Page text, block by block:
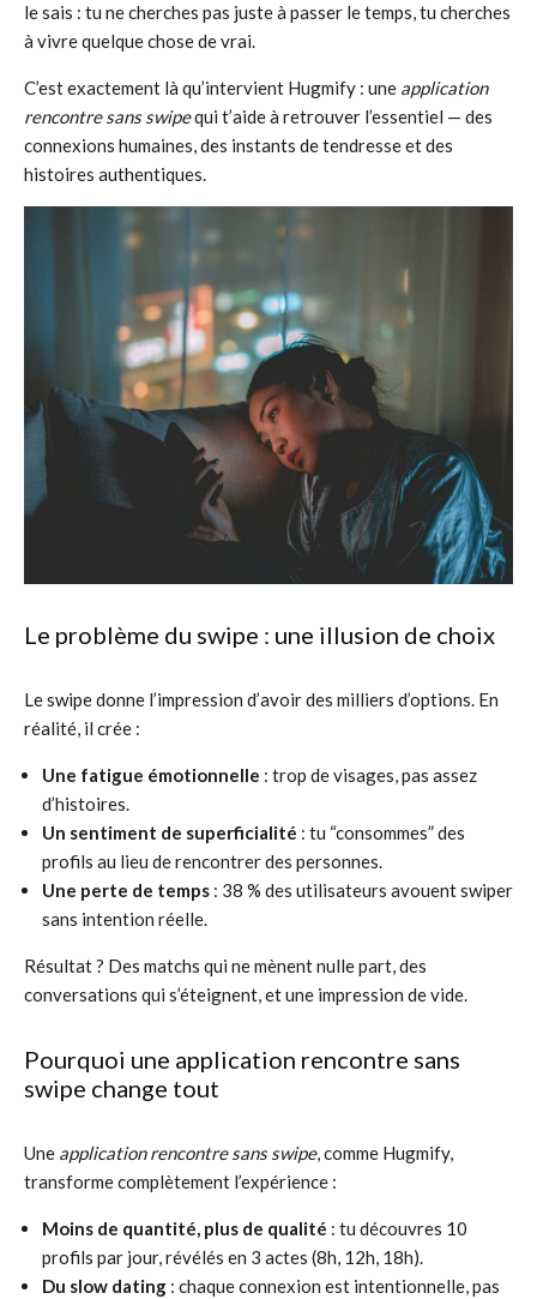
le sais : tu ne cherches pas juste à passer le temps, tu cherches
à vivre quelque chose de vrai.
C’est exactement là qu’intervient Hugmify : une application
rencontre sans swipequi t’aide à retrouver l’essentiel — des
connexions humaines, des instants de tendresse et des
histoires authentiques.
Le problème du swipe : une illusion de choix
Le swipe donne l’impression d’avoir des milliers d’options. En
réalité, il crée :
Une fatigue émotionnelle : trop de visages, pas assez
d’histoires.
Un sentiment de superficialité : tu “consommes” des
profils au lieu de rencontrer des personnes.
Une perte de temps : 38 % des utilisateurs avouent swiper
sans intention réelle.
Résultat ? Des matchs qui ne mènent nulle part, des
conversations qui s’éteignent, et une impression de vide.
Pourquoi une application rencontre sans
swipe change tout
Une application rencontre sans swipe, comme Hugmify,
transforme complètement l’expérience :
Moins de quantité, plus de qualité : tu découvres 10
profils par jour, révélés en 3 actes (8h, 12h, 18h).
Du slow dating : chaque connexion est intentionnelle, pas